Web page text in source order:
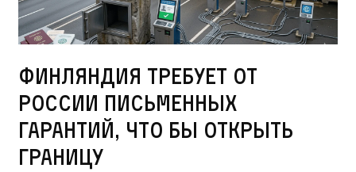
Финляндия требует от
России письменных
гарантий, что бы открыть
границу